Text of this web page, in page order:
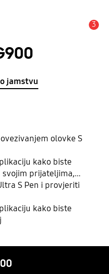
3
jamstvu
olovke S
kako biste
prijateljima,
kontaktima
S Pen i provjeriti
kako biste